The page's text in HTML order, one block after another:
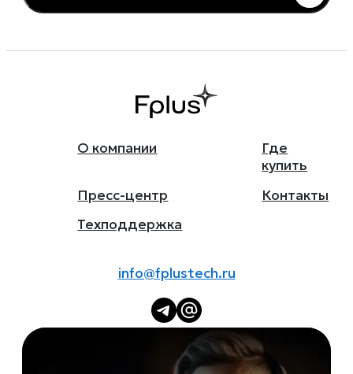
О компании
Где
купить
Пресс-центр
Контакты
Техподдержка
info@fplustech.ru